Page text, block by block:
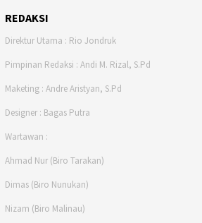
REDAKSI
Direktur Utama : Rio Jondruk
Pimpinan Redaksi : Andi M. Rizal, S.Pd
Maketing : Andre Aristyan, S.Pd
Designer : Bagas Putra
Wartawan :
Ahmad Nur (Biro Tarakan)
Dimas (Biro Nunukan)
Nizam (Biro Malinau)